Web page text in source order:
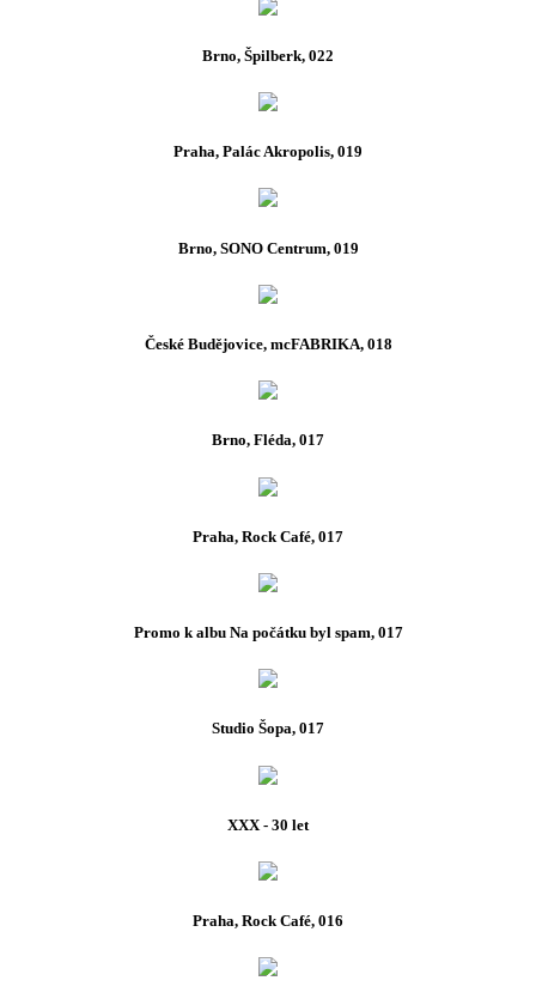
Brno, Špilberk, 022
Praha, Palác Akropolis, 019
Brno, SONO Centrum, 019
České Budějovice, mcFABRIKA, 018
Brno, Fléda, 017
Praha, Rock Café, 017
Promo k albu Na počátku byl spam, 017
Studio Šopa, 017
XXX - 30 let
Praha, Rock Café, 016